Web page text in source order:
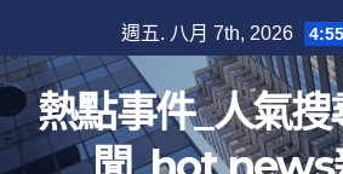
至
內
容
週五. 八月 7th, 2026
熱點事件_人氣搜